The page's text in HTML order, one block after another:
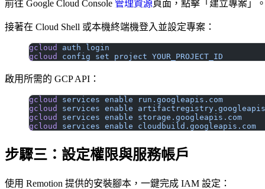
前往 Google Cloud Console 管理資源頁面，點擊「建立專案」。
接著在 Cloud Shell 或本機終端機登入並設定專案：
gcloud auth login
gcloud
config set project YOUR_PROJECT_ID
啟用所需的 GCP API：
gcloud services enable run.googleapis.com
gcloud
services enable
gcloud
services enable storage.googleapis.com
gcloud
services enable cloudbuild.googleapis.com
步驟三：設定權限與服務帳戶
使用 Remotion 提供的安裝腳本，一鍵完成 IAM 設定：